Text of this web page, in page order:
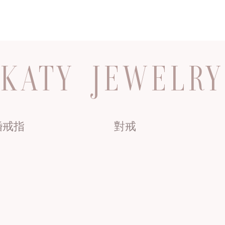
指 對戒
KATY JEWELRY